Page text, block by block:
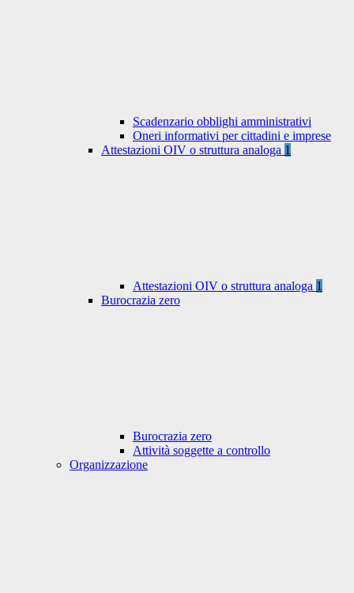
Scadenzario obblighi amministrativi
Oneri informativi per cittadini e imprese
Attestazioni OIV o struttura analoga 1
Attestazioni OIV o struttura analoga 1
Burocrazia zero
Burocrazia zero
Attività soggette a controllo
Organizzazione